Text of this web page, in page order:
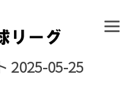
2025-05-25